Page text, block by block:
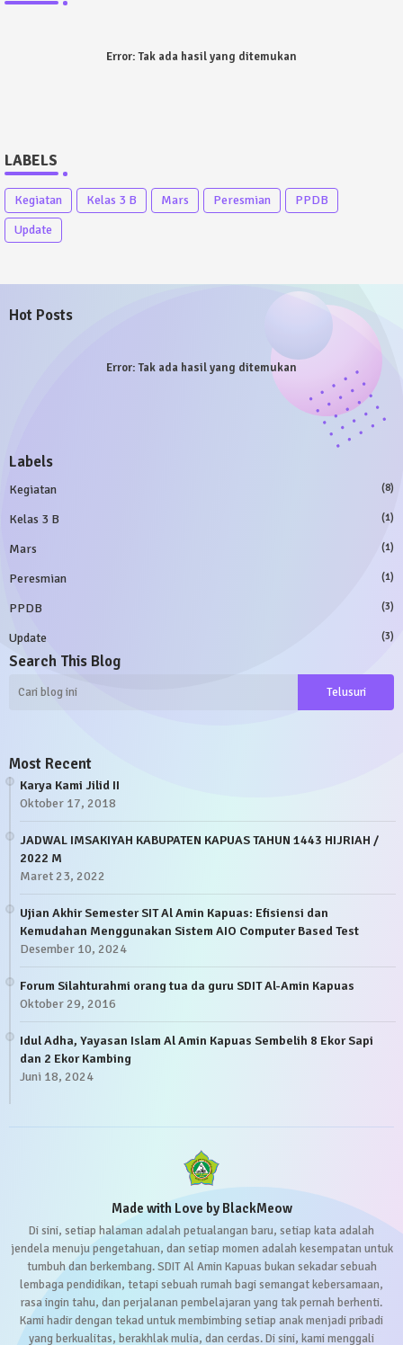
Error:Tak ada hasil yang ditemukan
LABELS
Kegiatan Kelas 3 B Mars Peresmian
PPDB
Update
Hot Posts
Error:Tak ada hasil yang ditemukan
Labels
Kegiatan (8)
Kelas 3 B (1)
Mars (1)
Peresmian (1)
PPDB (3)
Update (3)
Search This Blog
Most Recent
Karya Kami Jilid II
Oktober 17, 2018
JADWAL IMSAKIYAH KABUPATEN KAPUAS TAHUN 1443 HIJRIAH /
2022 M
Maret 23, 2022
Ujian Akhir Semester SIT Al Amin Kapuas: Efisiensi dan
Kemudahan Menggunakan Sistem AIO Computer Based Test
Desember 10, 2024
Forum Silahturahmi orang tua da guru SDIT Al-Amin Kapuas
Oktober 29, 2016
Idul Adha, Yayasan Islam Al Amin Kapuas Sembelih 8 Ekor Sapi
dan 2 Ekor Kambing
Juni 18, 2024
Made with Love by BlackMeow
Di sini, setiap halaman adalah petualangan baru, setiap kata adalah
jendela menuju pengetahuan, dan setiap momen adalah kesempatan untuk
tumbuh dan berkembang. SDIT Al Amin Kapuas bukan sekadar sebuah
lembaga pendidikan, tetapi sebuah rumah bagi semangat kebersamaan,
rasa ingin tahu, dan perjalanan pembelajaran yang tak pernah berhenti.
Kami hadir dengan tekad untuk membimbing setiap anak menjadi pribadi
yang berkualitas, berakhlak mulia, dan cerdas. Di sini, kami menggali